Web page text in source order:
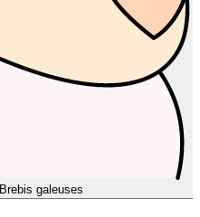
Brebis galeuses